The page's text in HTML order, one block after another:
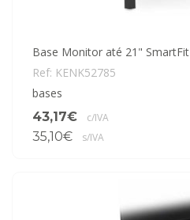
Base Monitor até 21" SmartFit
Ref: KENK52785
bases
43,17€
c/IVA
35,10€ s/IVA